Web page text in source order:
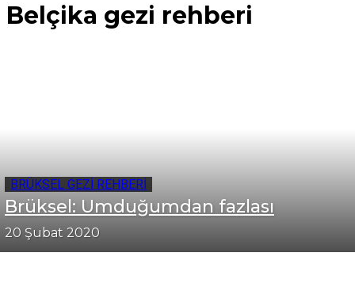
Belçika gezi rehberi
BRÜKSEL GEZI REHBERI
Brüksel: Umduğumdan fazlası
20 Şubat 2020